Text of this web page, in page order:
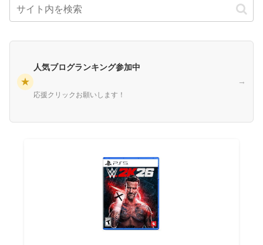
★
人気ブログランキング参加中
応援クリックお願いします！
→